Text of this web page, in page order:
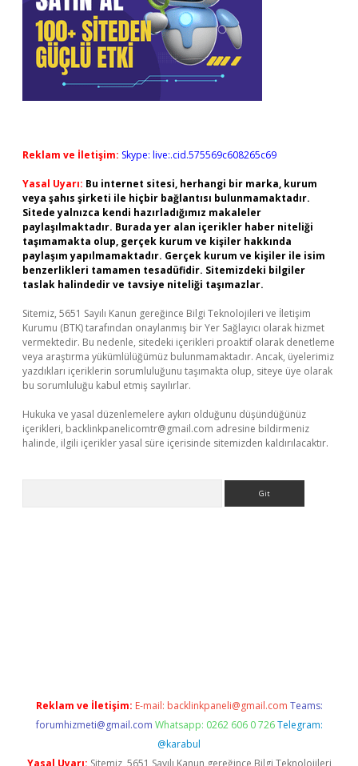
Reklam ve İletişim: Skype: live:.cid.575569c608265c69
Yasal Uyarı: Bu internet sitesi, herhangi bir marka, kurum
veya şahıs şirketi ile hiçbir bağlantısı bulunmamaktadır.
Sitede yalnızca kendi hazırladığımız makaleler
paylaşılmaktadır. Burada yer alan içerikler haber niteliği
taşımamakta olup, gerçek kurum ve kişiler hakkında
paylaşım yapılmamaktadır. Gerçek kurum ve kişiler ile isim
benzerlikleri tamamen tesadüfidir. Sitemizdeki bilgiler
taslak halindedir ve tavsiye niteliği taşımazlar.
Sitemiz, 5651 Sayılı Kanun gereğince Bilgi Teknolojileri ve İletişim
Kurumu (BTK) tarafından onaylanmış bir Yer Sağlayıcı olarak hizmet
vermektedir. Bu nedenle, sitedeki içerikleri proaktif olarak denetleme
veya araştırma yükümlülüğümüz bulunmamaktadır. Ancak, üyelerimiz
yazdıkları içeriklerin sorumluluğunu taşımakta olup, siteye üye olarak
bu sorumluluğu kabul etmiş sayılırlar.
Hukuka ve yasal düzenlemelere aykırı olduğunu düşündüğünüz
içerikleri, backlinkpanelicomtr@gmail.com adresine bildirmeniz
halinde, ilgili içerikler yasal süre içerisinde sitemizden kaldırılacaktır.
Reklam ve İletişim: E-mail: backlinkpaneli@gmail.com Teams:
forumhizmeti@gmail.com Whatsapp: 0262 606 0 726 Telegram:
@karabul
Yasal Uyarı: Sitemiz, 5651 Sayılı Kanun gereğince Bilgi Teknolojileri